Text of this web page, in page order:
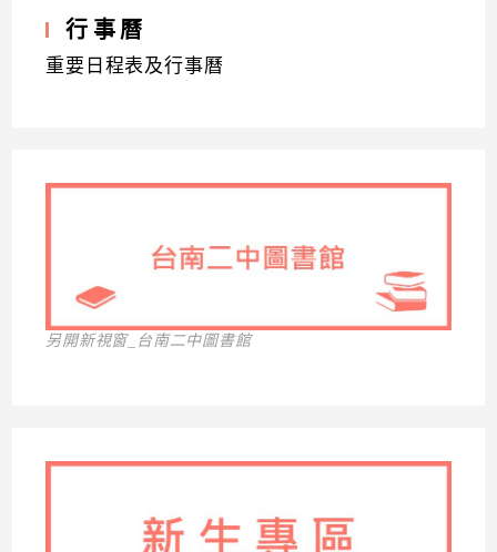
行事曆
重要日程表及行事曆
另開新視窗_台南二中圖書館